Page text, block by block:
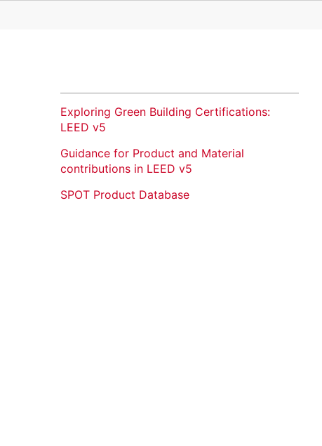
Exploring Green Building Certifications:
LEED v5
Guidance for Product and Material
contributions in LEED v5
SPOT Product Database